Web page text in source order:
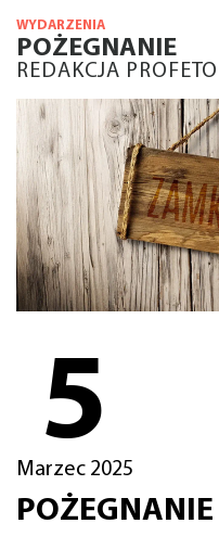
WYDARZENIA
POŻEGNANIE
REDAKCJA PROFETO
5
Marzec 2025
POŻEGNANIE